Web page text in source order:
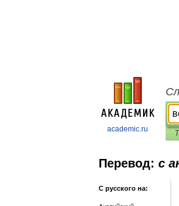
academic.ru
Перевод: с
С русского на: